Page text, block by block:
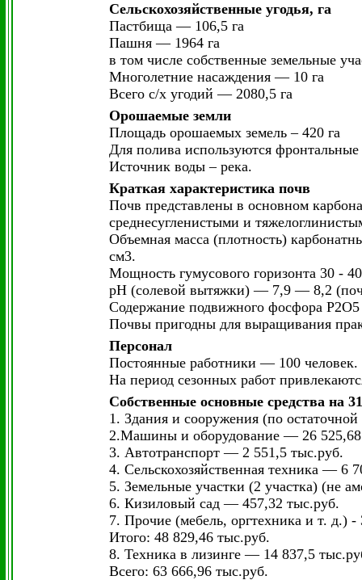
Сельскохозяйственные угодья, га
Пастбища — 106,5 га
Пашня — 1964 га
в том числе собственные земельные
Многолетние насаждения — 10 га
Всего с/х угодий — 2080,5 га
Орошаемые земли
Площадь орошаемых земель – 420 га
Для полива используются
Источник воды – река.
Краткая характеристика почв
Почв представлены в основном
среднесугленистыми и
Объемная масса (плотность)
см3.
Мощность гумусового горизонта 30 -
рН (солевой вытяжки) — 7,9 — 8,2
Содержание подвижного фосфора
Почвы пригодны для выращивания
Персонал
Постоянные работники — 100 человек.
На период сезонных работ
Собственные основные средства на
1. Здания и сооружения (по
2.Машины и оборудование — 26
3. Автотранспорт — 2 551,5 тыс.руб.
4. Сельскохозяйственная техника — 6
5. Земельные участки (2 участка) (не
6. Кизиловый сад — 457,32 тыс.руб.
7. Прочие (мебель, оргтехника и т. д.)
Итого: 48 829,46 тыс.руб.
8. Техника в лизинге — 14 837,5
Всего: 63 666,96 тыс.руб.